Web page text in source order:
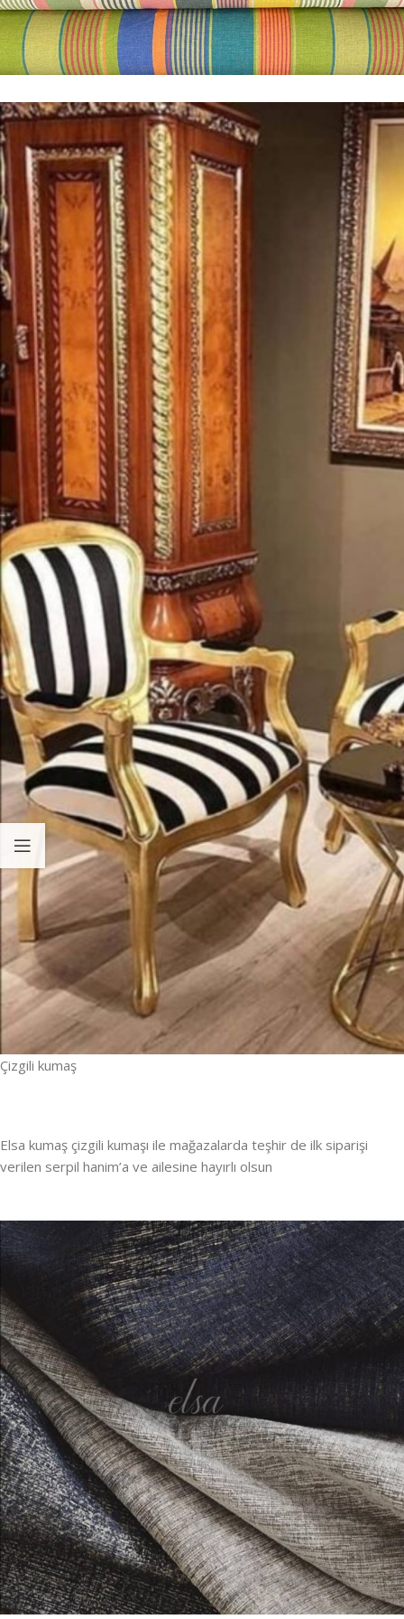
Çizgili kumaş
Elsa kumaş çizgili kumaşı ile mağazalarda teşhir de ilk siparişi
verilen serpil hanim’a ve ailesine hayırlı olsun